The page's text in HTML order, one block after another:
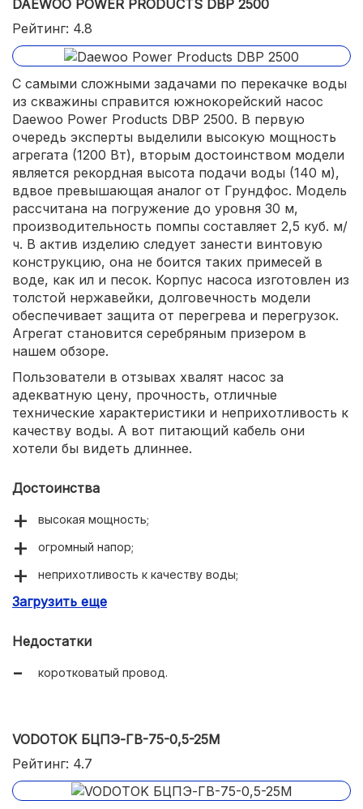
DAEWOO POWER PRODUCTS DBP 2500
Рейтинг: 4.8
С самыми сложными задачами по перекачке воды
из скважины справится южнокорейский насос
Daewoo Power Products DBP 2500. В первую
очередь эксперты выделили высокую мощность
агрегата (1200 Вт), вторым достоинством модели
является рекордная высота подачи воды (140 м),
вдвое превышающая аналог от Грундфос. Модель
рассчитана на погружение до уровня 30 м,
производительность помпы составляет 2,5 куб. м/
ч. В актив изделию следует занести винтовую
конструкцию, она не боится таких примесей в
воде, как ил и песок. Корпус насоса изготовлен из
толстой нержавейки, долговечность модели
обеспечивает защита от перегрева и перегрузок.
Агрегат становится серебряным призером в
нашем обзоре.
Пользователи в отзывах хвалят насос за
адекватную цену, прочность, отличные
технические характеристики и неприхотливость к
качеству воды. А вот питающий кабель они
хотели бы видеть длиннее.
Достоинства
высокая мощность;
огромный напор;
неприхотливость к качеству воды;
прочность и долговечность.
Загрузить еще
Недостатки
коротковатый провод.
VODOTOK БЦПЭ-ГВ-75-0,5-25М
Рейтинг: 4.7